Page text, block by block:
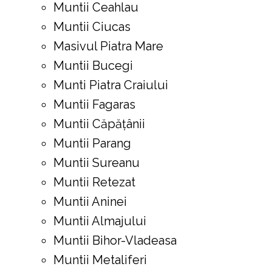
Muntii Ceahlau
Muntii Ciucas
Masivul Piatra Mare
Muntii Bucegi
Munti Piatra Craiului
Muntii Fagaras
Muntii Căpățânii
Muntii Parang
Muntii Sureanu
Muntii Retezat
Muntii Aninei
Muntii Almajului
Muntii Bihor-Vladeasa
Muntii Metaliferi